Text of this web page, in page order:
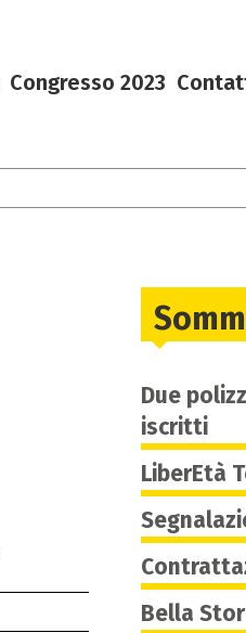
Congresso 2023
Due
iscritti
LiberEtà
Bella